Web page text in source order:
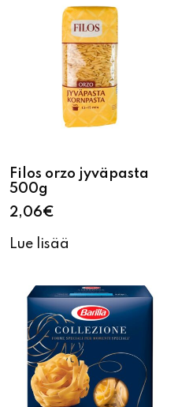
Filos orzo jyväpasta
500g
2,06€
Lue lisää